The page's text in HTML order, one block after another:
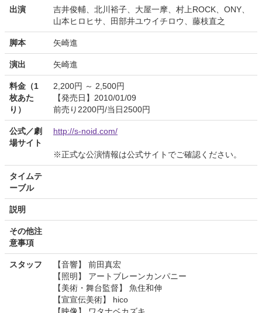
出演
吉井俊輔、北川裕子、大屋一摩、村上ROCK、ONY、
山本ヒロヒサ、田部井ユウイチロウ、藤枝直之
脚本 矢崎進
演出 矢崎進
料金（1
枚あた
り）
2,200円 ～ 2,500円
【発売日】2010/01/09
前売り2200円/当日2500円
公式／劇
場サイト
http://s-noid.com/
※正式な公演情報は公式サイトでご確認ください。
タイムテ
ーブル
説明
その他注
意事項
スタッフ
【音響】 前田真宏
【照明】 アートブレーンカンパニー
【美術・舞台監督】 魚住和伸
【宣宣伝美術】 hico